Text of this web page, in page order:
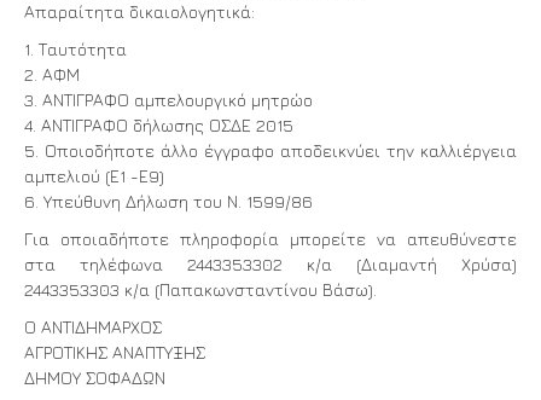
Απαραίτητα δικαιολογητικά:
1. Ταυτότητα
2. ΑΦΜ
3. ΑΝΤΙΓΡΑΦΟ αμπελουργικό μητρώο
4. ΑΝΤΙΓΡΑΦΟ δήλωσης ΟΣΔΕ 2015
5. Οποιοδήποτε άλλο έγγραφο αποδεικνύει την καλλιέργεια
αμπελιού (Ε1 -Ε9)
6. Υπεύθυνη Δήλωση του Ν. 1599/86
Για οποιαδήποτε πληροφορία μπορείτε να απευθύνεστε
στα τηλέφωνα 2443353302 κ/α (Διαμαντή Χρύσα)
2443353303 κ/α (Παπακωνσταντίνου Βάσω).
Ο ΑΝΤΙΔΗΜΑΡΧΟΣ
ΑΓΡΟΤΙΚΗΣ ΑΝΑΠΤΥΞΗΣ
ΔΗΜΟΥ ΣΟΦΑΔΩΝ